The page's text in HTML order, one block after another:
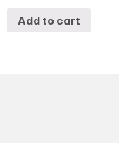
Add to cart